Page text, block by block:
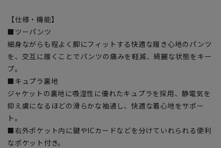
【仕様・機能】
■ツーパンツ
細身ながらも程よく脚にフィットする快適な履き心地のパンツ
を、交互に履くことでパンツの痛みを軽減、綺麗な状態をキー
プ。
■キュプラ裏地
ジャケットの裏地に吸湿性に優れたキュプラを採用、静電気を
抑え虜になるほどの滑らかな袖通し、快適な着心地をサポー
ト。
■右外ポケット内に鍵やICカードなどを分けていれられる便利
なポケット付き。